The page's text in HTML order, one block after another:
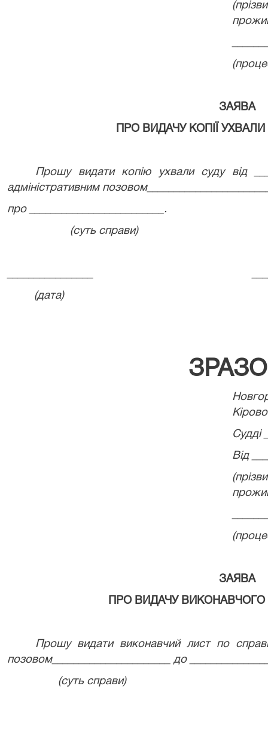
ЗАЯВА
ПРО ВИДАЧУ КОПІЇ
Прошу видати копію ухвали суду від
адміністративним
про _________________________.
(суть справи)
(дата)
Судді
Від
ЗАЯВА
ПРО ВИДАЧУ ВИКОНАВЧОГО
Прошу видати виконавчий лист по
позовом______________________ до
(суть справи)